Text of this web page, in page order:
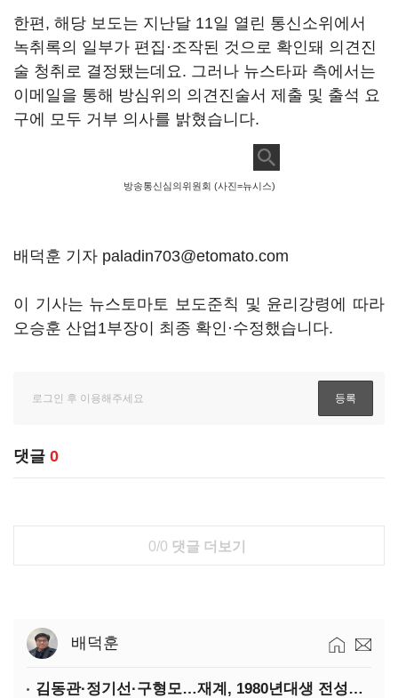
한편, 해당 보도는 지난달 11일 열린 통신소위에서
녹취록의 일부가 편집·조작된 것으로 확인돼 의견진
술 청취로 결정됐는데요. 그러나 뉴스타파 측에서는
이메일을 통해 방심위의 의견진술서 제출 및 출석 요
구에 모두 거부 의사를 밝혔습니다.
방송통신심의위원회 (사진=뉴시스)
배덕훈 기자 paladin703@etomato.com
이 기사는 뉴스토마토 보도준칙 및 윤리강령에 따라
오승훈 산업1부장이 최종 확인·수정했습니다.
댓글 0
0/0 댓글 더보기
배덕훈
김동관·정기선·구형모…재계, 1980년대생 전성시대